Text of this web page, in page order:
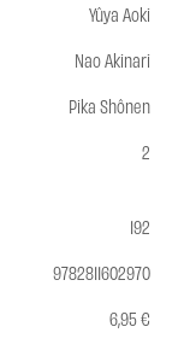
Yûya Aoki
Nao Akinari
Pika Shônen
2
192
9782811602970
6,95 €